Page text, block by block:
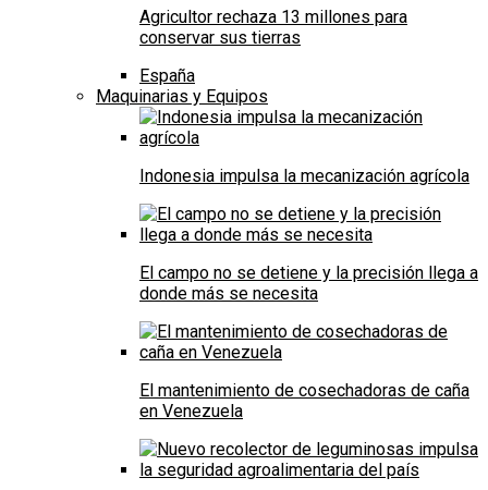
Agricultor rechaza 13 millones para
conservar sus tierras
España
Maquinarias y Equipos
Indonesia impulsa la mecanización agrícola
El campo no se detiene y la precisión llega a
donde más se necesita
El mantenimiento de cosechadoras de caña
en Venezuela